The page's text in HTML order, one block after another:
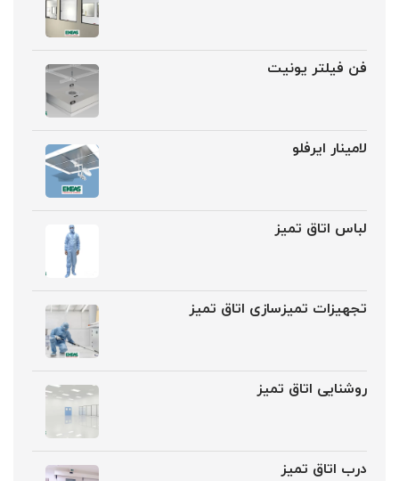
فن فیلتر یونیت
لامینار ایرفلو
لباس اتاق تمیز
تجهیزات تمیزسازی اتاق تمیز
روشنایی اتاق تمیز
درب اتاق تمیز